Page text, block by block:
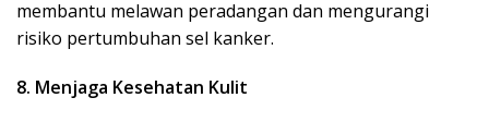
membantu melawan peradangan dan mengurangi
risiko pertumbuhan sel kanker.
8. Menjaga Kesehatan Kulit